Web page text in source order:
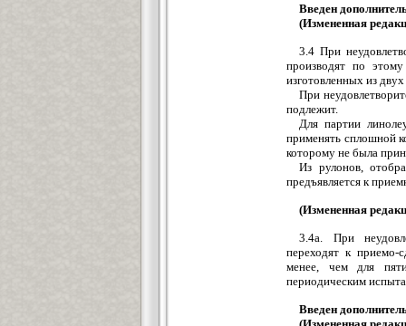
Введен
(Измененная
3.4 При
производят по
изготовленных из
При
подлежит.
Для партии
применять сплошной
которому не была
Из рулонов,
предъявляется к
(Измененная
3.4а. При
переходят к приемо-
менее, чем для
периодическим
Введен